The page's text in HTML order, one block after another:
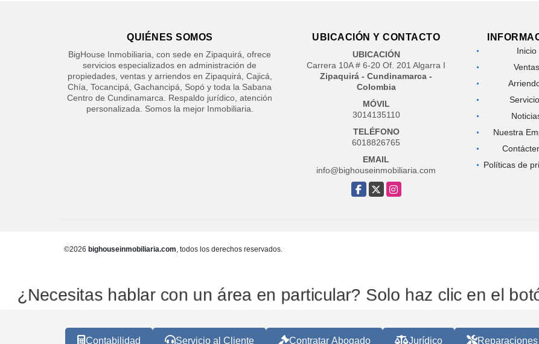
QUIÉNES SOMOS
BigHouse Inmobiliaria, con sede en Zipaquirá, ofrece
servicios especializados en administración de
propiedades, ventas y arriendos en Zipaquirá, Cajicá,
Chía, Tocancipá, Gachancipá, Sopó y toda la Sabana
Centro de Cundinamarca. Respaldo jurídico, atención
personalizada. Somos la mejor Inmobiliaria.
UBICACIÓN Y CONTACTO
UBICACIÓN
Carrera 10A # 6-20 Of. 201 Algarra I
Zipaquirá - Cundinamarca -
Colombia
MÓVIL
3014135110
TELÉFONO
6018826765
EMAIL
info@bighouseinmobiliaria.com
Facebook
X Instagram
Inicio
Ventas
Nuestra
Políticas de
©2026 bighouseinmobiliaria.com, todos los derechos reservados.
hablar con un área en particular? Solo haz clic en el
Contabilidad Servicio al Cliente Contratar Abogado Jurídico Reparaciones